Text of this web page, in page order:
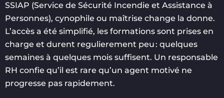
SSIAP (Service de Sécurité Incendie et Assistance à
Personnes), cynophile ou maîtrise change la donne.
L’accès a été simplifié, les formations sont prises en
charge et durent regulierement peu : quelques
semaines à quelques mois suffisent. Un responsable
RH confie qu’il est rare qu’un agent motivé ne
progresse pas rapidement.